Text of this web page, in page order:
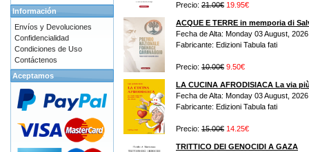
Precio: 21.00€ 19.95€
ACQUE E TERRE in memporia di
Fecha de Alta: Monday 03 August, 2026
Fabricante: Edizioni Tabula fati
Precio: 10.00€ 9.50€
LA CUCINA AFRODISIACA La via
Fecha de Alta: Monday 03 August, 2026
Fabricante: Edizioni Tabula fati
Precio: 15.00€ 14.25€
TRITTICO DEI GENOCIDI A GAZA
Información
Envíos y Devoluciones
Confidencialidad
Condiciones de Uso
Contáctenos
Aceptamos